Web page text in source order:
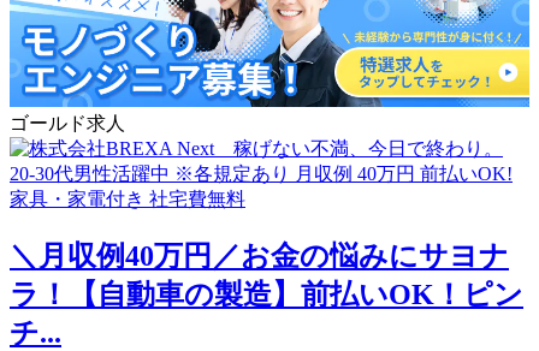
ゴールド求人
＼月収例40万円／お金の悩みにサヨナ
ラ！【自動車の製造】前払いOK！ピン
チ...